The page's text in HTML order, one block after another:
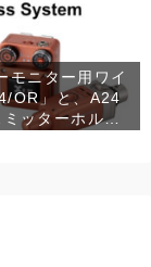
モニター用ワイ
OR」と、A24
ッターホルダ